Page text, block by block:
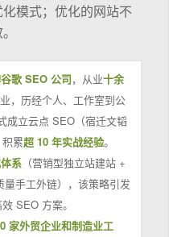
模式；优化的网站不
歌 SEO 公司，从业十余
，历经个人、工作室到公
成立云点 SEO（宿迁文韬
累超 10 年实战经验。
系（营销型独立站建站 +
手工外链），该策略引发
SEO 方案。
家外贸企业和制造业工